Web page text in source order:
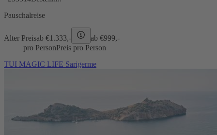
Pauschalreise
Alter Preisab €1.333,- ab €999,-
pro PersonPreis pro Person
TUI MAGIC LIFE Sarigerme